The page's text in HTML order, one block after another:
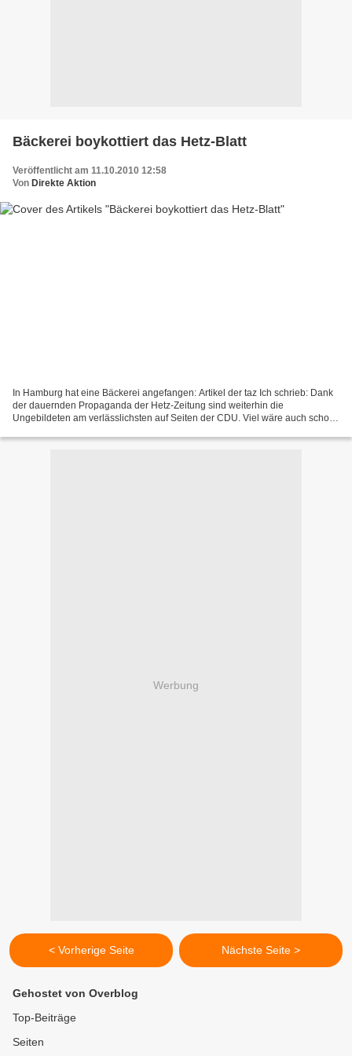
Bäckerei boykottiert das Hetz-Blatt
Veröffentlicht am 11.10.2010 12:58
Von Direkte Aktion
In Hamburg hat eine Bäckerei angefangen: Artikel der taz Ich schrieb: Dank
der dauernden Propaganda der Hetz-Zeitung sind weiterhin die
Ungebildeten am verlässlichsten auf Seiten der CDU. Viel wäre auch schon
Werbung
< Vorherige Seite Nächste Seite >
Gehostet von Overblog
Top-Beiträge
Seiten